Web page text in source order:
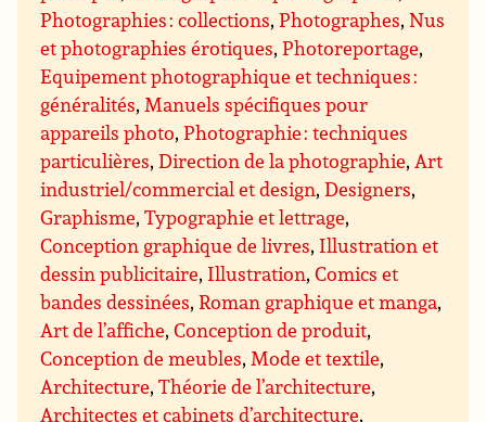
Photographies : collections,Photographes,Nus
et photographies érotiques,Photoreportage,
Equipement photographique et techniques :
généralités,Manuels spécifiques pour
appareils photo,Photographie : techniques
particulières,Direction de la photographie,Art
industriel/commercial et design,Designers,
Graphisme,Typographie et lettrage,
Conception graphique de livres, Illustration et
dessin publicitaire, Illustration,Comics et
bandes dessinées,Roman graphique et manga,
Art de l’affiche,Conception de produit,
Conception de meubles,Mode et textile,
Architecture,Théorie de l’architecture,
Architectes et cabinets d’architecture,